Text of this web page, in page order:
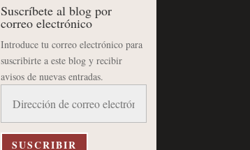
Suscríbete al blog por
correo electrónico
Introduce tu correo electrónico para
suscribirte a este blog y recibir
avisos de nuevas entradas.
correo
electrónico
SUSCRIBIR